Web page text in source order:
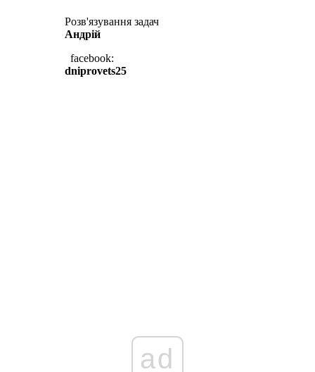
Розв'язування задач
Андрій
facebook:
dniprovets25
ad